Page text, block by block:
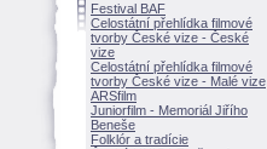
Festival BAF
Celostátní přehlídka filmové
tvorby České vize - České
vize
Celostátní přehlídka filmové
tvorby České vize - Malé vize
ARSfilm
Juniorfilm - Memoriál Jiřího
Beneše
Folklór a tradície